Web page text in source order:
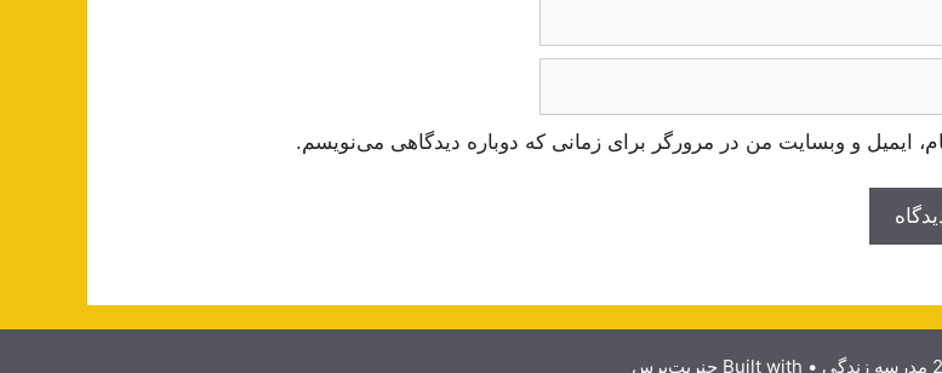
ایمیل و وبسایت من در مرورگر برای زمانی که دوباره دیدگاهی می‌نویسم.
• Built with جنریت‌پرس